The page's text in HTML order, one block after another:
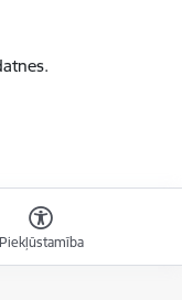
Piekļūstamība